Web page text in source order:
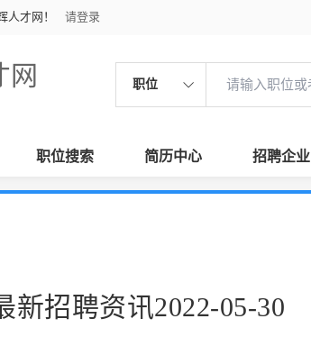
人才网！ 请登录
网 职位
职位搜索 简历中心 招聘企业
新招聘资讯2022-05-30